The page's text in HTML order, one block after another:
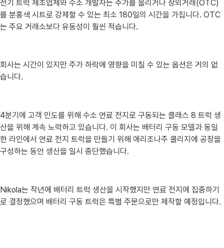
전기 트럭 제조업체와 수소 개발자는 주가를 올리거나 장외거래(OTC)
를 분홍색 시트로 강제할 수 있는 최소 180일의 시간을 가집니다. OTC
는 주요 거래소보다 유동성이 훨씬 적습니다.
회사는 시간이 있지만 주가 하락에 영향을 미칠 수 있는 옵션은 거의 없
습니다.​
4분기에 고객 인도를 위해 수소 연료 전지로 구동되는 클래스 8 트럭 생
산을 위해 계속 노력하고 있습니다. 이 회사는 배터리 구동 모델과 동일
한 라인에서 연료 전지 트럭을 만들기 위해 애리조나주 쿨리지에 공장을
구성하는 동안 생산을 일시 중단했습니다.
Nikola는 작년에 배터리 트럭 생산을 시작했지만 연료 전지에 집중하기
로 결정했으며 배터리 구동 트럭은 특별 주문으로만 제작할 예정입니다.